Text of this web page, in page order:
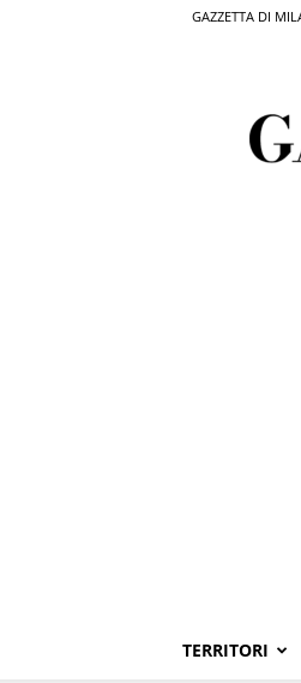
GAZZETTA DI
TERRITORI